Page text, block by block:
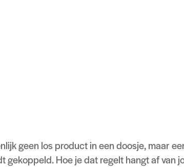
geen los product in een doosje, maar
gekoppeld. Hoe je dat regelt hangt af van